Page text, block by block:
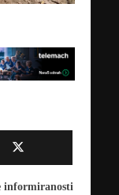
informiranosti